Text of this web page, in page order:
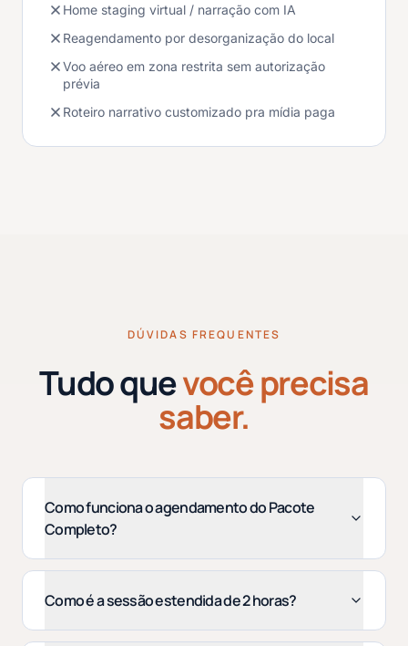
Home staging virtual / narração com IA
Reagendamento por desorganização do local
Voo aéreo em zona restrita sem autorização
prévia
Roteiro narrativo customizado pra mídia paga
DÚVIDAS FREQUENTES
Tudo quevocê precisa
saber.
Como funciona o agendamento do Pacote
Completo?
Como é a sessão estendida de 2 horas?